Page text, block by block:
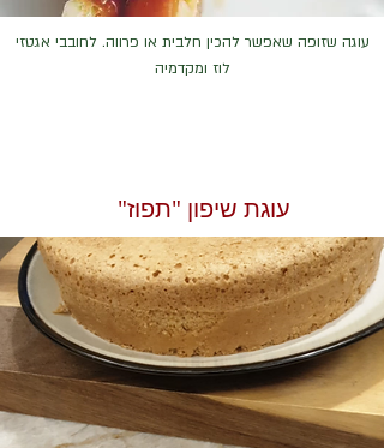
עוגה שזופה שאפשר להכין חלבית או פרווה. לחובבי אגטזי
לוז ומקדמיה
עוגת שיפון "תפוז"